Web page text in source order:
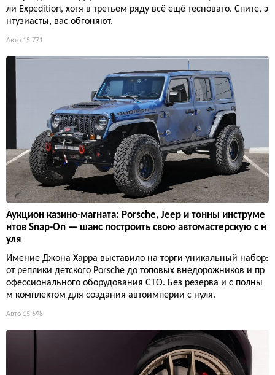
ли Expedition, хотя в третьем ряду всё ещё тесновато. Спите, э
нтузиасты, вас обгоняют.
Авто 15 771
Аукцион казино-магната: Porsche, Jeep и тонны инструме
нтов Snap-On — шанс построить свою автомастерскую с н
уля
Имение Джона Харра выставило на торги уникальный набор:
от реплики детского Porsche до топовых внедорожников и пр
офессионального оборудования СТО. Без резерва и с полны
м комплектом для создания автоимперии с нуля.
Авто 15 698